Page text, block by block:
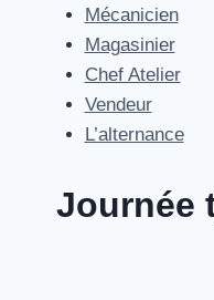
Mécanicien
Magasinier
Chef Atelier
Vendeur
L’alternance
Journée